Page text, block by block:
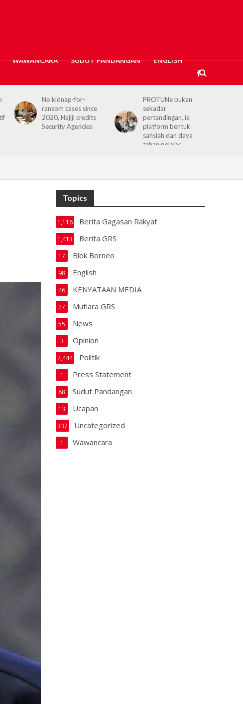
WAWANCARA SUDUT PANDANGAN ENGLISH
PROTUNe bukan
sekadar
pertandingan, ia
platform bentuk
Hajiji receives UK High
Commissioner,
reaffirms enduring
Sabah–UK ties
Topics
Berita Gagasan Rakyat
1,116
Berita GRS
1,413
Blok Borneo
17
English
98
KENYATAAN MEDIA
46
Mutiara GRS
27
News
55
Opinion
3
Politik
2,444
Press Statement
1
Sudut Pandangan
88
Ucapan
13
Uncategorized
337
Wawancara
1